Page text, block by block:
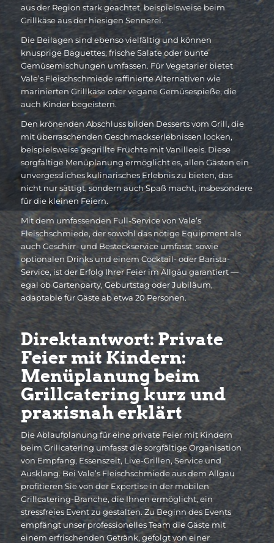
aus der Region stark geachtet, beispielsweise beim
Grillkäse aus der hiesigen Sennerei.
Die Beilagen sind ebenso vielfältig und können
knusprige Baguettes, frische Salate oder bunte
Gemüsemischungen umfassen. Für Vegetarier bietet
Vale’s Fleischschmiede raffinierte Alternativen wie
marinierten Grillkäse oder vegane Gemüsespieße, die
auch Kinder begeistern.
Den krönenden Abschluss bilden Desserts vom Grill, die
mit überraschenden Geschmackserlebnissen locken,
beispielsweise gegrillte Früchte mit Vanilleeis. Diese
sorgfältige Menüplanung ermöglicht es, allen Gästen ein
unvergessliches kulinarisches Erlebnis zu bieten, das
nicht nur sättigt, sondern auch Spaß macht, insbesondere
für die kleinen Feiern.
Mit dem umfassenden Full-Service von Vale’s
Fleischschmiede, der sowohl das nötige Equipment als
auch Geschirr- und Besteckservice umfasst, sowie
optionalen Drinks und einem Cocktail- oder Barista-
Service, ist der Erfolg Ihrer Feier im Allgäu garantiert —
egal ob Gartenparty, Geburtstag oder Jubiläum,
adaptable für Gäste ab etwa 20 Personen.
Direktantwort: Private
Feier mit Kindern:
Menüplanung beim
Grillcatering kurz und
praxisnah erklärt
Die Ablaufplanung für eine private Feier mit Kindern
beim Grillcatering umfasst die sorgfältige Organisation
von Empfang, Essenszeit, Live-Grillen, Service und
Ausklang. Bei Vale’s Fleischschmiede aus dem Allgäu
profitieren Sie von der Expertise in der mobilen
Grillcatering-Branche, die Ihnen ermöglicht, ein
stressfreies Event zu gestalten. Zu Beginn des Events
empfängt unser professionelles Team die Gäste mit
einem erfrischenden Getränk, gefolgt von einer